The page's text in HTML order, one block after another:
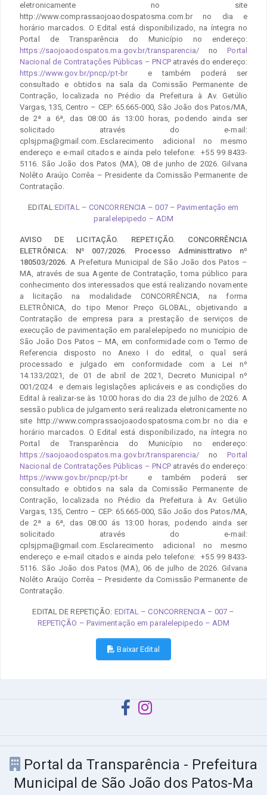
eletronicamente no site
http://www.comprassaojoaodospatosma.com.br no dia e
horário marcados. O Edital está disponibilizado, na íntegra no
Portal de Transparência do Município no endereço:
https://saojoaodospatos.ma.gov.br/transparencia/noPortal
Nacional de Contratações Públicas – PNCPatravés do endereço:
https://www.gov.br/pncp/pt-bre também poderá ser
consultado e obtidos na sala da Comissão Permanente de
Contração, localizada no Prédio da Prefeitura à Av. Getúlio
Vargas, 135, Centro – CEP: 65.665-000, São João dos Patos/MA,
de 2ª a 6ª, das 08:00 ás 13:00 horas, podendo ainda ser
solicitado através do e-mail:
cplsjpma@gmail.com..Esclarecimento adicional no mesmo
endereço e e-mail citados e ainda pelo telefone: +55 99 8433-
5116. São João dos Patos (MA), 08 de junho de 2026. Gilvana
Nolêto Araújo Corrêa – Presidente da Comissão Permanente de
Contratação.
EDITAL:EDITAL – CONCORRENCIA – 007 – Pavimentação em
paralelepipedo – ADM
AVISO DE LICITAÇÃO. REPETIÇÃO. CONCORRÊNCIA
ELETRÔNICA: Nº 007/2026. Processo Administtrativo nº
180503/2026.A Prefeitura Municipal de São João dos Patos –
MA, através de sua Agente de Contratação, torna público para
conhecimento dos interessados que está realizando novamente
a licitação na modalidade CONCORRÊNCIA, na forma
ELETRÔNICA, do tipo Menor Preço GLOBAL, objetivando a
Contratação de empresa para a prestação de serviços de
execução de pavimentação em paralelepípedo no município de
São João Dos Patos – MA, em conformidade com o Termo de
Referencia disposto no Anexo I do edital, o qual será
processado e julgado em conformidade com a Lei nº
14.133/2021, de 01 de abril de 2021, Decreto Municipal nº
001/2024 e demais legislações aplicáveis e as condições do
Edital à realizar-se às 10:00 horas do dia 23 de julho de 2026. A
sessão publica de julgamento será realizada eletronicamente no
site http://www.comprassaojoaodospatosma.com.br no dia e
horário marcados. O Edital está disponibilizado, na íntegra no
Portal de Transparência do Município no endereço:
https://saojoaodospatos.ma.gov.br/transparencia/noPortal
Nacional de Contratações Públicas – PNCPatravés do endereço:
https://www.gov.br/pncp/pt-bre também poderá ser
consultado e obtidos na sala da Comissão Permanente de
Contração, localizada no Prédio da Prefeitura à Av. Getúlio
Vargas, 135, Centro – CEP: 65.665-000, São João dos Patos/MA,
de 2ª a 6ª, das 08:00 ás 13:00 horas, podendo ainda ser
solicitado através do e-mail:
cplsjpma@gmail.com..Esclarecimento adicional no mesmo
endereço e e-mail citados e ainda pelo telefone: +55 99 8433-
5116. São João dos Patos (MA), 06 de julho de 2026. Gilvana
Nolêto Araújo Corrêa – Presidente da Comissão Permanente de
Contratação.
EDITAL DE REPETIÇÃO: EDITAL – CONCORRENCIA – 007 –
REPETIÇÃO – Pavimentação em paralelepipedo – ADM
Baixar Edital
Portal da Transparência - Prefeitura
Municipal de São João dos Patos-Ma